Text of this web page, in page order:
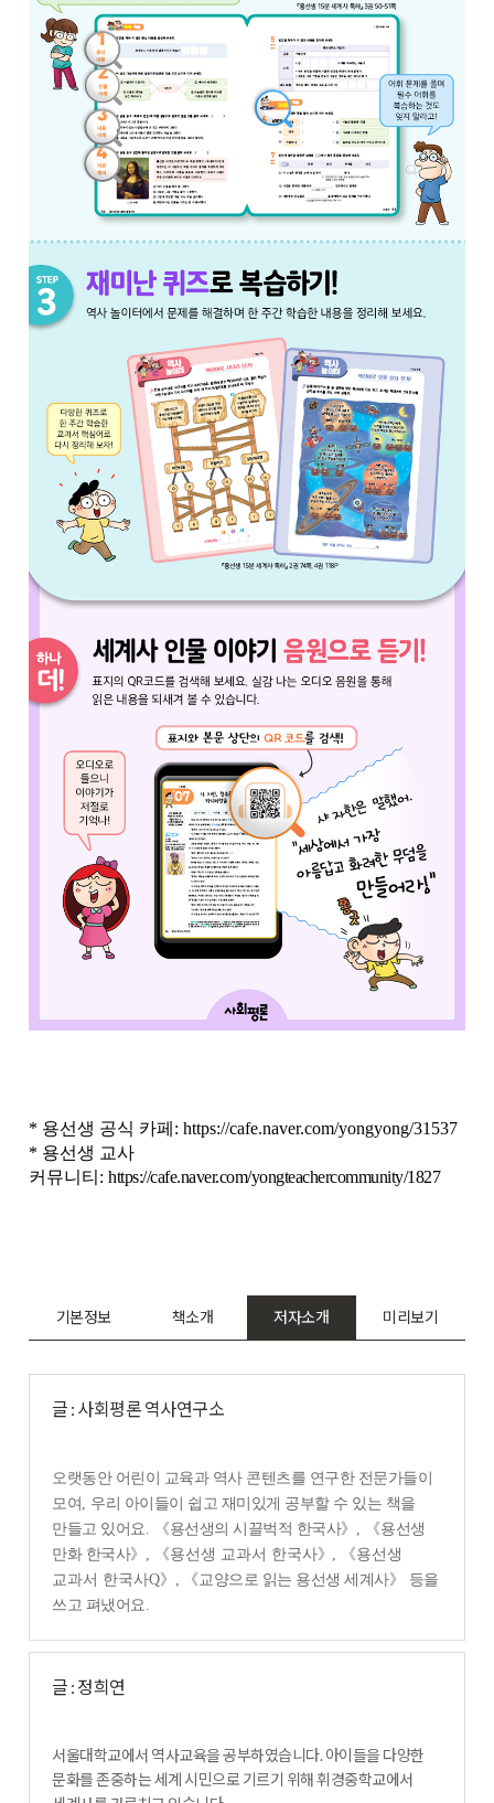
* 용선생 공식 카페:https://cafe.naver.com/yongyong/31537
* 용선생 교사
커뮤니티:https://cafe.naver.com/yongteachercommunity/1827
기본정보 책소개 저자소개 미리보기
글 : 사회평론 역사연구소
오랫동안 어린이 교육과 역사 콘텐츠를 연구한 전문가들이
모여 , 우리 아이들이 쉽고 재미있게 공부할 수 있는 책을
만들고 있어요. 《용선생의 시끌벅적 한국사》 , 《용선생
만화 한국사》 , 《용선생 교과서 한국사》 , 《용선생
교과서 한국사Q》, 《교양으로 읽는 용선생 세계사》 등을
쓰고 펴냈어요.
글 : 정희연
서울대학교에서 역사교육을 공부하였습니다. 아이들을 다양한
문화를 존중하는 세계 시민으로 기르기 위해 휘경중학교에서